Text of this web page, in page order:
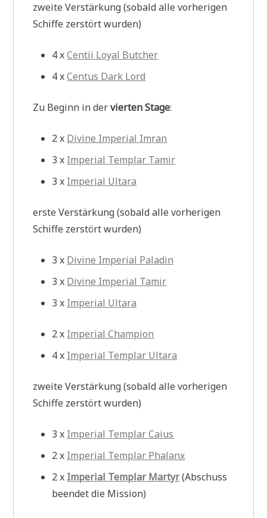
zweite Verstärkung (sobald alle vorherigen
Schiffe zerstört wurden)
4 xCentii Loyal Butcher
4 xCentus Dark Lord
Zu Beginn in dervierten Stage:
2 x Divine Imperial Imran
3 x Imperial Templar Tamir
3 x Imperial Ultara
erste Verstärkung (sobald alle vorherigen
Schiffe zerstört wurden)
3 x Divine Imperial Paladin
3 x Divine Imperial Tamir
3 x Imperial Ultara
2 x Imperial Champion
4 x Imperial Templar Ultara
zweite Verstärkung (sobald alle vorherigen
Schiffe zerstört wurden)
3 x Imperial Templar Caius
2 x Imperial Templar Phalanx
2 x Imperial Templar Martyr(Abschuss
beendet die Mission)